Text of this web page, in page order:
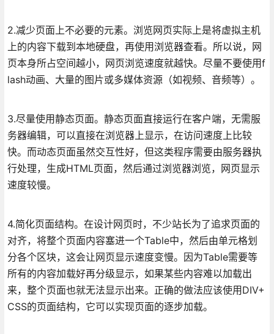
2.减少页面上不必要的元素。浏览网页实际上是将虚拟主机
上的内容下载到本地硬盘，再使用浏览器查看。所以说，网
页本身所占空间越小，网页浏览速度就越快。尽量不要使用f
lash动画、大量的图片或多媒体资源（如视频、音频等）。
3.尽量使用静态页面。静态页面直接运行在客户端，无需服
务器编辑，可以直接在浏览器上显示，在访问速度上比较
快。而动态页面虽然交互性好，但这类程序需要由服务器执
行处理，生成HTML页面，然后通过浏览器浏览，网页显示
速度较慢。
4.简化页面结构。在设计网页时，不少站长为了追求页面的
对齐，将整个页面内容塞进一个Table中，然后由单元格划
分各个区块，这会让网页显示速度变慢。因为Table需要等
所有的内容加载好再分级显示，如果某些内容难以加载出
来，整个页面也就无法显示出来。正确的做法应该使用DIV+
CSS的页面结构，它可以实现页面的逐步加载。